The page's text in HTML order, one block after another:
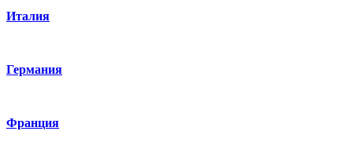
Италия
Германия
Франция